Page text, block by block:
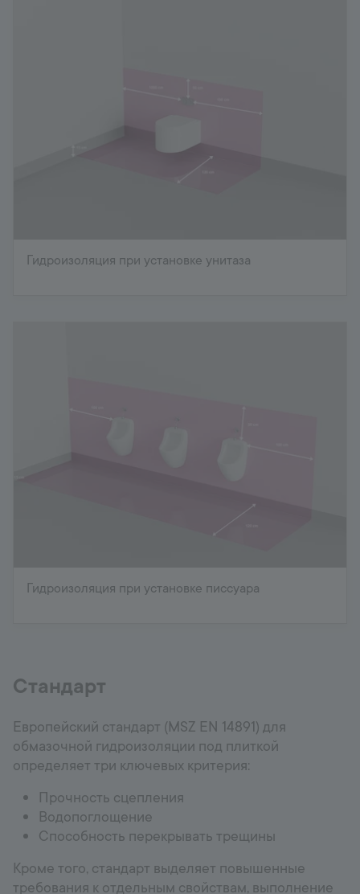
Гидроизоляция при установке унитаза
Гидроизоляция при установке писсуара
Стандарт
Европейский стандарт (MSZ EN 14891) для
обмазочной гидроизоляции под плиткой
определяет три ключевых критерия:
Прочность сцепления
Водопоглощение
Способность перекрывать трещины
Кроме того, стандарт выделяет повышенные
требования к отдельным свойствам, выполнение